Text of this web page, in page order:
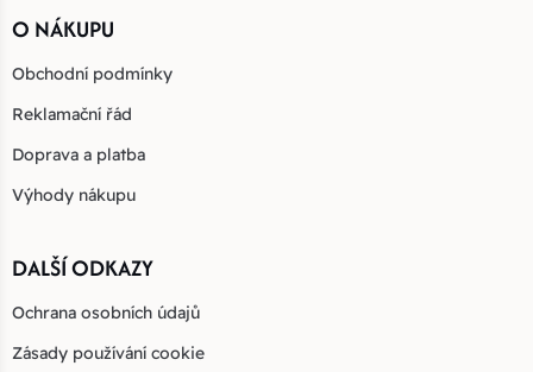
O NÁKUPU
Obchodní podmínky
Reklamační řád
Doprava a platba
Výhody nákupu
DALŠÍ ODKAZY
Ochrana osobních údajů
Zásady používání cookie